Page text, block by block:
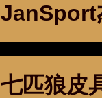
JanSport
七匹狼皮